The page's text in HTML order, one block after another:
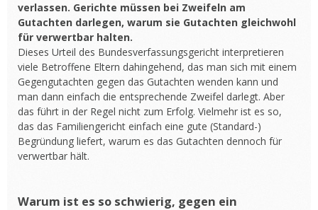
verlassen. Gerichte müssen bei Zweifeln am
Gutachten darlegen, warum sie Gutachten gleichwohl
für verwertbar halten.
Dieses Urteil des Bundesverfassungsgericht interpretieren
viele Betroffene Eltern dahingehend, das man sich mit einem
Gegengutachten gegen das Gutachten wenden kann und
man dann einfach die entsprechende Zweifel darlegt. Aber
das führt in der Regel nicht zum Erfolg. Vielmehr ist es so,
das das Familiengericht einfach eine gute (Standard-)
Begründung liefert, warum es das Gutachten dennoch für
verwertbar hält.
Warum ist es so schwierig, gegen ein